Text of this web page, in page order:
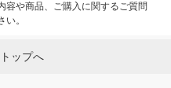
容や商品、ご購入に関するご質問
。
ップへ